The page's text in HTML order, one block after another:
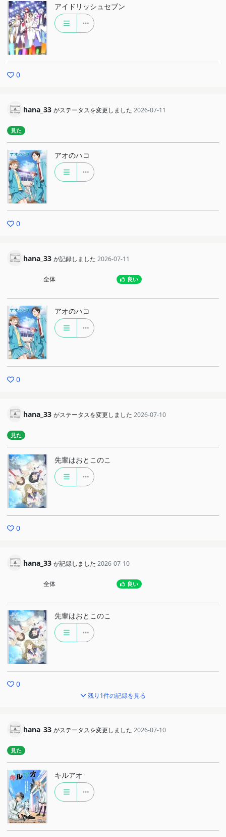
アイドリッシュセブン
0
hana_33 がステータスを変更しました 2026-07-11
見た
アオのハコ
0
hana_33 が記録しました 2026-07-11
全体 良い
アオのハコ
0
hana_33 がステータスを変更しました 2026-07-10
見た
先輩はおとこのこ
0
hana_33 が記録しました 2026-07-10
全体 良い
先輩はおとこのこ
0
残り1件の記録を見る
hana_33 がステータスを変更しました 2026-07-10
見た
キルアオ